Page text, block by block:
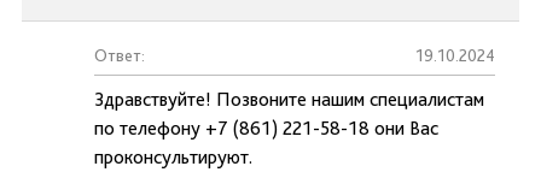
Ответ: 19.10.2024
Здравствуйте! Позвоните нашим специалистам
по телефону +7 (861) 221-58-18 они Вас
проконсультируют.